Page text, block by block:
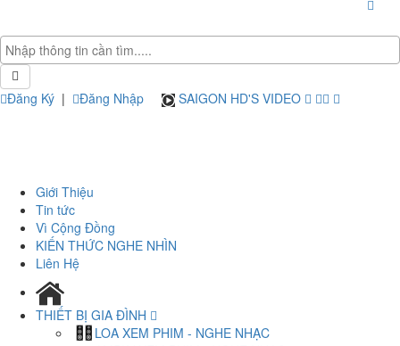
Đăng Ký | Đăng Nhập SAIGON HD'S VIDEO
Giới Thiệu
Tin tức
Vì Cộng Đồng
KIẾN THỨC NGHE NHÌN
Liên Hệ
THIẾT BỊ GIA ĐÌNH
LOA XEM PHIM - NGHE NHẠC